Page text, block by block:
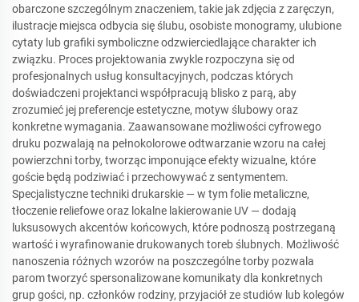
obarczone szczególnym znaczeniem, takie jak zdjęcia z zaręczyn,
ilustracje miejsca odbycia się ślubu, osobiste monogramy, ulubione
cytaty lub grafiki symboliczne odzwierciedlające charakter ich
związku. Proces projektowania zwykle rozpoczyna się od
profesjonalnych usług konsultacyjnych, podczas których
doświadczeni projektanci współpracują blisko z parą, aby
zrozumieć jej preferencje estetyczne, motyw ślubowy oraz
konkretne wymagania. Zaawansowane możliwości cyfrowego
druku pozwalają na pełnokolorowe odtwarzanie wzoru na całej
powierzchni torby, tworząc imponujące efekty wizualne, które
goście będą podziwiać i przechowywać z sentymentem.
Specjalistyczne techniki drukarskie — w tym folie metaliczne,
tłoczenie reliefowe oraz lokalne lakierowanie UV — dodają
luksusowych akcentów końcowych, które podnoszą postrzeganą
wartość i wyrafinowanie drukowanych toreb ślubnych. Możliwość
nanoszenia różnych wzorów na poszczególne torby pozwala
parom tworzyć spersonalizowane komunikaty dla konkretnych
grup gości, np. członków rodziny, przyjaciół ze studiów lub kolegów